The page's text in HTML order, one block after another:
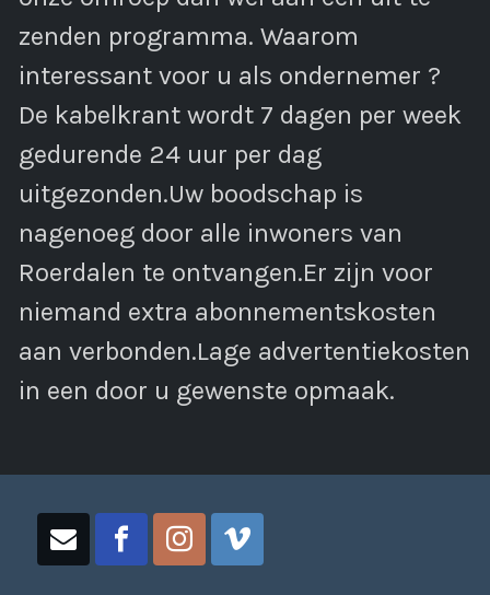
zenden programma. Waarom
interessant voor u als ondernemer ?
De kabelkrant wordt 7 dagen per week
gedurende 24 uur per dag
uitgezonden.Uw boodschap is
nagenoeg door alle inwoners van
Roerdalen te ontvangen.Er zijn voor
niemand extra abonnementskosten
aan verbonden.Lage advertentiekosten
in een door u gewenste opmaak.